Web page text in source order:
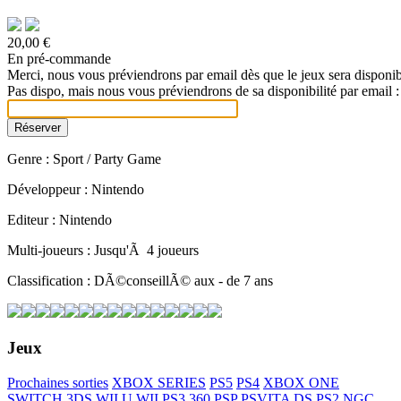
20,00 €
En pré-commande
Merci, nous vous préviendrons par email dès que le jeux sera
Pas dispo, mais nous vous préviendrons de sa disponibilité par email :
Genre : Sport / Party Game
Développeur : Nintendo
Editeur : Nintendo
Multi-joueurs : Jusqu'Ã 4 joueurs
Classification : DÃ©conseillÃ© aux - de 7 ans
Jeux
Prochaines sorties XBOX SERIES PS5 PS4 XBOX ONE